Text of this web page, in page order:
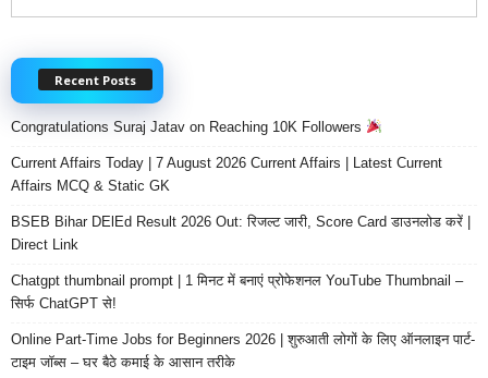
Recent Posts
Congratulations Suraj Jatav on Reaching 10K Followers
Current Affairs Today | 7 August 2026 Current Affairs | Latest Current
Affairs MCQ & Static GK
BSEB Bihar DElEd Result 2026 Out: रिजल्ट जारी, Score Card डाउनलोड करें |
Direct Link
Chatgpt thumbnail prompt | 1 मिनट में बनाएं प्रोफेशनल YouTube Thumbnail –
सिर्फ ChatGPT से!
Online Part-Time Jobs for Beginners 2026 | शुरुआती लोगों के लिए ऑनलाइन पार्ट-
टाइम जॉब्स – घर बैठे कमाई के आसान तरीके